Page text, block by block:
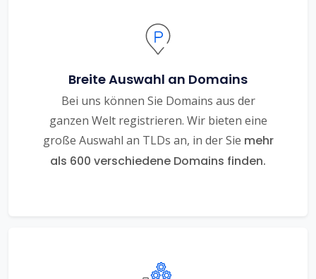
Breite Auswahl an Domains
Bei uns können Sie Domains aus der
ganzen Welt registrieren. Wir bieten eine
große Auswahl an TLDs an, in der Sie mehr
als 600 verschiedene Domains finden.